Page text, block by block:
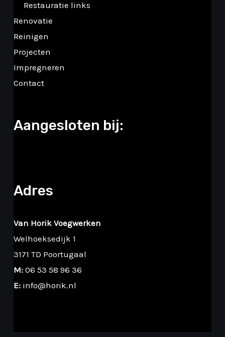
Restauratie links
Renovatie
Reinigen
Projecten
Impregneren
Contact
Aangesloten bij:
Adres
Van Horik Voegwerken
Welhoeksedijk 1
3171 TD Poortugaal
M: 06 53 58 96 36
E: info@horik.nl